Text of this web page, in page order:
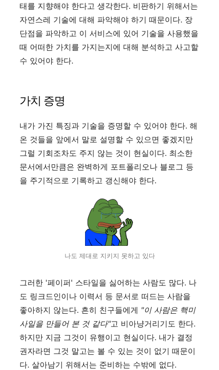
태를 지향해야 한다고 생각한다. 비판하기 위해서는
자연스레 기술에 대해 파악해야 하기 때문이다. 장
단점을 파악하고 이 서비스에 있어 기술을 사용했을
때 어떠한 가치를 가지는지에 대해 분석하고 사고할
수 있어야 한다.
가치 증명
내가 가진 특징과 기술을 증명할 수 있어야 한다. 해
온 것들을 앞에서 말로 설명할 수 있으면 좋겠지만
그럴 기회조차도 주지 않는 것이 현실이다. 최소한
문서에서만큼은 완벽하게 포트폴리오나 블로그 등
을 주기적으로 기록하고 갱신해야 한다.
나도 제대로 지키지 못하고 있다
그러한 '페이퍼' 스타일을 싫어하는 사람도 많다. 나
도 링크드인이나 이력서 등 문서로 떠드는 사람을
좋아하지 않는다. 흔히 친구들에게 "이 사람은 핵미
사일을 만들어 본 것 같다"고 비아냥거리기도 한다.
하지만 지금 그것이 유행이고 현실이다. 내가 결정
권자라면 그것 말고는 볼 수 있는 것이 없기 때문이
다. 살아남기 위해서는 준비하는 수밖에 없다.